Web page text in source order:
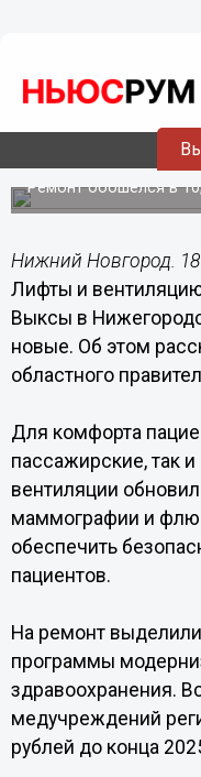
Новые лифты и
установили в
Ремонт обошелся в
Нижний Новгород. 18
Лифты и
Выксы в
новые. Об этом
областного
Для комфорта
пассажирские, так
вентиляции
маммографии и
обеспечить
пациентов.
На ремонт
программы
здравоохранения.
медучреждений
рублей до конца